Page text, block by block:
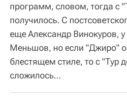
программ, словом, тогда с
получилось. С
еще Александр Винокуров,
Меньшов, но если "Джиро"
блестящем стиле, то с "Тур
сложилось...